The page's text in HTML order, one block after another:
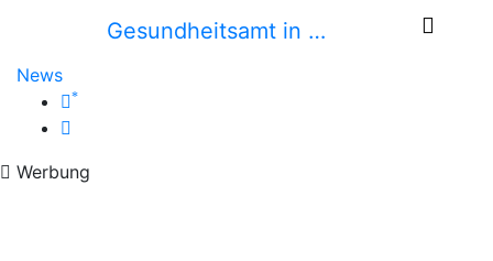
Gesundheitsamt in …
News
*
Werbung